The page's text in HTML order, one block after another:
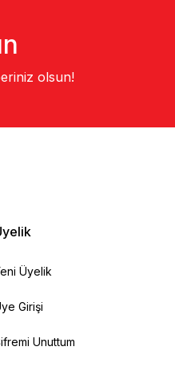
olsun!
Üyelik
Girişi
Unuttum